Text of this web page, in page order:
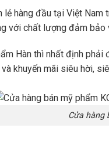
lẻ hàng đầu tại Việt
với chất lượng đảm bảo
Hàn thì nhất định
khuyến mãi siêu hời,
Cửa hàng